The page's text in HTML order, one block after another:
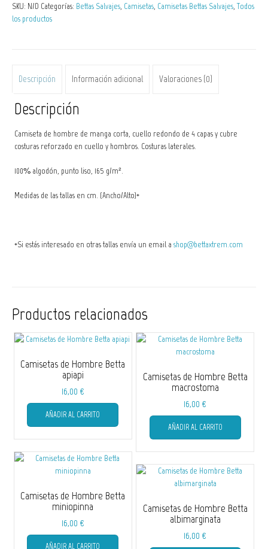
persephone
cantidad
SKU: N/D Categorías: Bettas Salvajes, Camisetas, Camisetas Bettas Salvajes,Todos
los productos
Descripción Información adicional Valoraciones (0)
Descripción
Camiseta de hombre de manga corta, cuello redondo de 4 capas y cubre
costuras reforzado en cuello y hombros. Costuras laterales.
100% algodón, punto liso, 165 g/m².
Medidas de las tallas en cm. (Ancho/Alto)*
*Si estás interesado en otras tallas envía un email ashop@bettaxtrem.com
Productos relacionados
Camisetas de Hombre Betta
apiapi
16,00 €
AÑADIR AL CARRITO
Este
múltiples
variantes.
se
Camisetas de Hombre Betta
macrostoma
16,00 €
AÑADIR AL CARRITO
Este
tiene
múltiples
se
Camisetas de Hombre Betta
miniopinna
16,00 €
AÑADIR AL CARRITO
Este
Camisetas de Hombre Betta
albimarginata
16,00 €